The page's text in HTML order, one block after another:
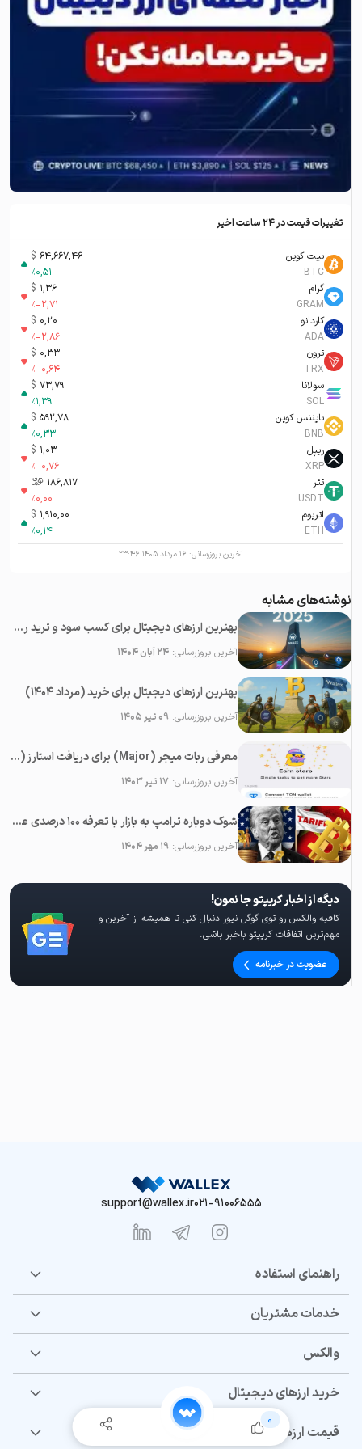
0
تغییرات قیمت در ۲۴ ساعت اخیر
بیت کوین
BTC
64,667,46
$
%0,51
گرام
GRAM
1,36
$
%-2,71
کاردانو
ADA
0,20
$
%-2,86
ترون
TRX
0,33
$
%-0,64
سولانا
SOL
73,79
$
%1,39
بایننس کوین
BNB
592,78
$
%0,33
ریپل
XRP
1,03
$
%-0,76
تتر
USDT
186,817 تومان-ء
%0,00
اتریوم
ETH
1,910,00
$
%0,14
آخرین بروزرسانی: ۱۶ مرداد ۱۴۰۵ ۲۳:۴۶
نوشته‌های مشابه
بهترین ارزهای دیجیتال برای کسب سود و ترید روزانه در سال ۲۰۲۵
آخرین بروزرسانی:۲۴ آبان ۱۴۰۴
بهترین ارزهای دیجیتال برای خرید (مرداد ۱۴۰۴)
آخرین بروزرسانی:۰۹ تیر ۱۴۰۵
معرفی ربات میجر (Major) برای دریافت استارز (Stars) رایگان در تلگرام
آخرین بروزرسانی:۱۷ تیر ۱۴۰۳
شوک دوباره ترامپ به بازار با تعرفه ۱۰۰ درصدی علیه چین؛‌ سقوط همه رمزارزها
آخرین بروزرسانی:۱۹ مهر ۱۴۰۴
دیگه از اخبار کریپتو جا نمون!
کافیه والکس رو توی گوگل نیوز دنبال کنی تا همیشه از آخرین و
مهم‌ترین اتفاقات کریپتو باخبر باشی.
عضویت در خبرنامه
021-91006555
support@wallex.ir
راهنمای استفاده
خدمات مشتریان
والکس
خرید ارزهای دیجیتال
قیمت ارزهای دیجیتال